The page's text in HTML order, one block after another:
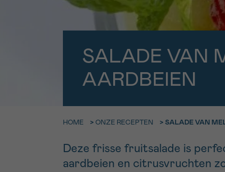
SALADE VAN
AARDBEIEN
HOME > ONZE RECEPTEN > SALADE VAN
Deze frisse fruitsalade is
aardbeien en citrusvruchten
Bel ons op
worden
EMAIL
Ja, stuur mij de
*VERPLICHT VELD